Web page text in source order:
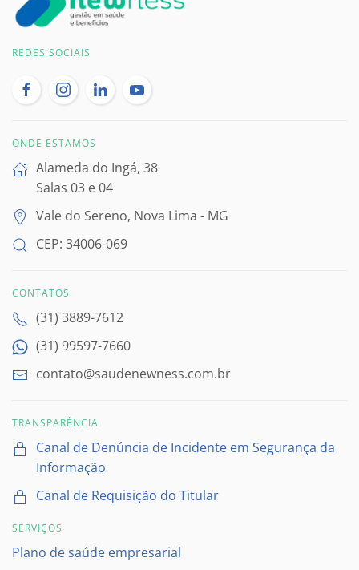
REDES SOCIAIS
ONDE ESTAMOS
Alameda do Ingá, 38
Salas 03 e 04
Vale do Sereno, Nova Lima - MG
CEP: 34006-069
CONTATOS
(31) 3889-7612
(31) 99597-7660
contato@saudenewness.com.br
TRANSPARÊNCIA
Canal de Denúncia de Incidente em Segurança da
Informação
Canal de Requisição do Titular
SERVIÇOS
Plano de saúde empresarial